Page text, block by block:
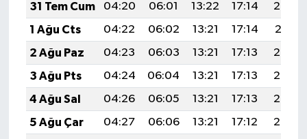
31 Tem Cum
04:20 06:01 13:22 17:14
20:32
1 Ağu Cts
04:22 06:02 13:21 17:14
20:31
2 Ağu Paz
04:23 06:03 13:21 17:13
20:30
3 Ağu Pts
04:24 06:04 13:21 17:13
20:29
4 Ağu Sal
04:26 06:05 13:21 17:13
20:28
5 Ağu Çar
04:27 06:06 13:21 17:12
20:27